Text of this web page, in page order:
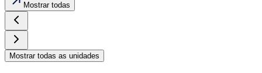
Mostrar todas
Mostrar todas as unidades